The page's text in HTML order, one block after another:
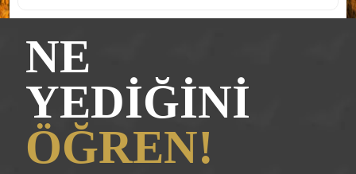
NE
YEDİĞİNİ
ÖĞREN!